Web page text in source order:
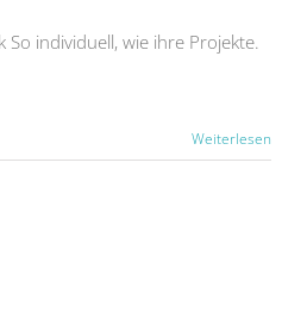
So individuell, wie ihre Projekte.
Weiterlesen